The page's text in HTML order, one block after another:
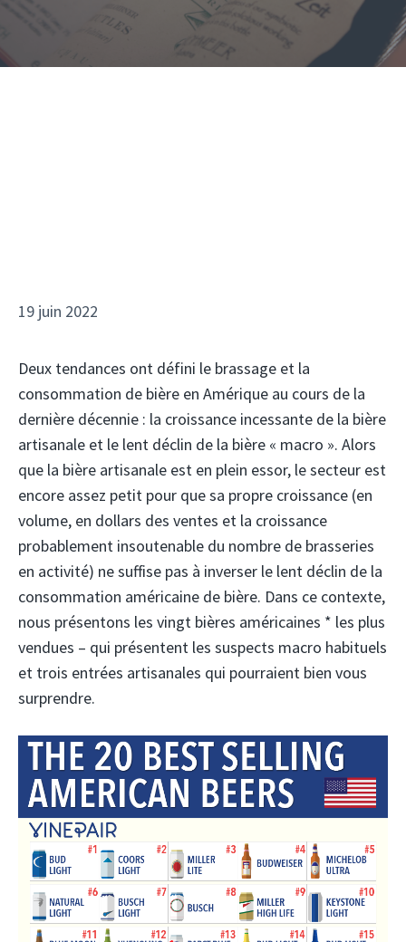
19 juin 2022
Deux tendances ont défini le brassage et la
consommation de bière en Amérique au cours de la
dernière décennie : la croissance incessante de la bière
artisanale et le lent déclin de la bière « macro ». Alors
que la bière artisanale est en plein essor, le secteur est
encore assez petit pour que sa propre croissance (en
volume, en dollars des ventes et la croissance
probablement insoutenable du nombre de brasseries
en activité) ne suffise pas à inverser le lent déclin de la
consommation américaine de bière. Dans ce contexte,
nous présentons les vingt bières américaines * les plus
vendues – qui présentent les suspects macro habituels
et trois entrées artisanales qui pourraient bien vous
surprendre.